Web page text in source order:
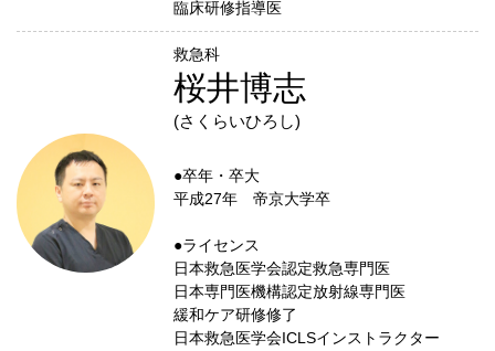
臨床研修指導医
救急科
桜井博志
(さくらいひろし)
●卒年・卒大
平成27年 帝京大学卒
●ライセンス
日本救急医学会認定救急専門医
日本専門医機構認定放射線専門医
緩和ケア研修修了
日本救急医学会ICLSインストラクター